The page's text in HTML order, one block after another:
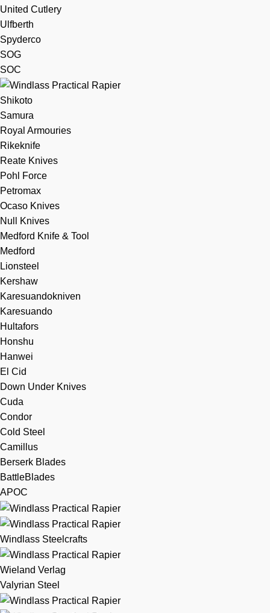
United Cutlery
Ulfberth
Spyderco
SOG
SOC
Shikoto
Samura
Royal Armouries
Rikeknife
Reate Knives
Pohl Force
Petromax
Ocaso Knives
Null Knives
Medford Knife & Tool
Medford
Lionsteel
Kershaw
Karesuandokniven
Karesuando
Hultafors
Honshu
Hanwei
El Cid
Down Under Knives
Cuda
Condor
Cold Steel
Camillus
Berserk Blades
BattleBlades
APOC
Windlass Steelcrafts
Wieland Verlag
Valyrian Steel